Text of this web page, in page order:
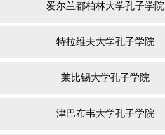
爱尔兰都柏林大学孔子学院
特拉维夫大学孔子学院
莱比锡大学孔子学院
津巴布韦大学孔子学院